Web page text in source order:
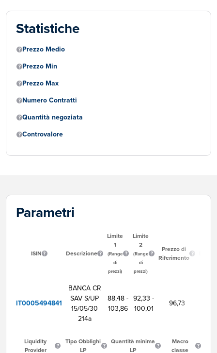
Statistiche
Prezzo Medio
Prezzo Min
Prezzo Max
Numero Contratti
Quantità negoziata
Controvalore
Parametri
ISIN Descrizione
Limite
1
(Range
di
prezzi)
Limite
2
(Range
di
prezzi)
Prezzo di
Riferimento
IT0005494841
BANCA CR
SAV S/UP
15/05/30
214a
88,48 -
103,86
92,33 -
100,01
96,73
Liquidity
Provider
Tipo Obblighi
LP
Quantità minima
LP
Macro
classe